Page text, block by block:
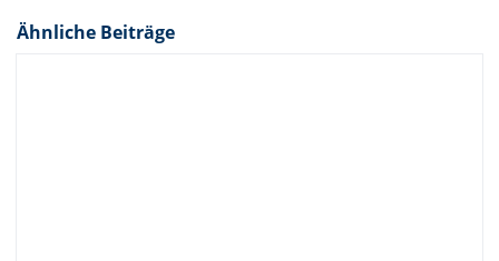
Ähnliche Beiträge